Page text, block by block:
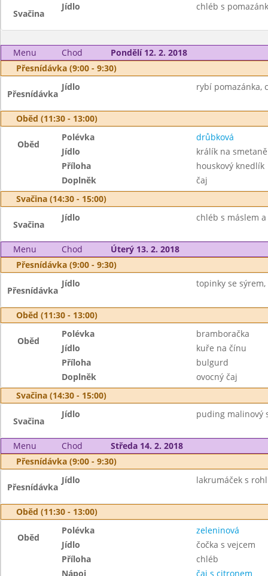
Svačina
Jídlo chléb s
Menu Chod
Pondělí 12. 2. 2018
Přesnídávka (9:00 - 9:30)
Přesnídávka
Jídlo rybí pomazánka,
Oběd (11:30 - 13:00)
Oběd
Polévka
drůbková
Jídlo
králík na smetaně
Příloha
houskový knedlík
Doplněk
čaj
Svačina (14:30 - 15:00)
Svačina
Jídlo chléb s máslem
Menu Chod
Úterý 13. 2. 2018
Přesnídávka (9:00 - 9:30)
Přesnídávka
Jídlo topinky se sýrem,
Oběd (11:30 - 13:00)
Oběd
Polévka
bramboračka
Jídlo
kuře na čínu
Příloha
bulgurd
Doplněk
ovocný čaj
Svačina (14:30 - 15:00)
Svačina
Jídlo puding malinový
Menu Chod
Středa 14. 2. 2018
Přesnídávka (9:00 - 9:30)
Přesnídávka
Jídlo lakrumáček s
Oběd (11:30 - 13:00)
Oběd
Polévka
zeleninová
Jídlo
čočka s vejcem
Příloha
chléb
Nápoj
čaj s citronem